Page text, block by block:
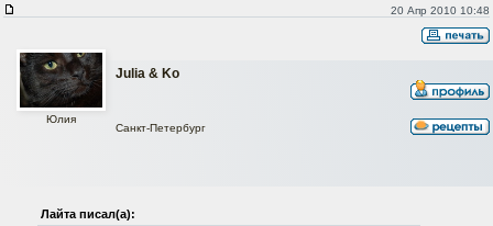
20 Апр 2010 10:48
Julia & Ko
Юлия
Санкт-Петербург
Лайта писал(а):